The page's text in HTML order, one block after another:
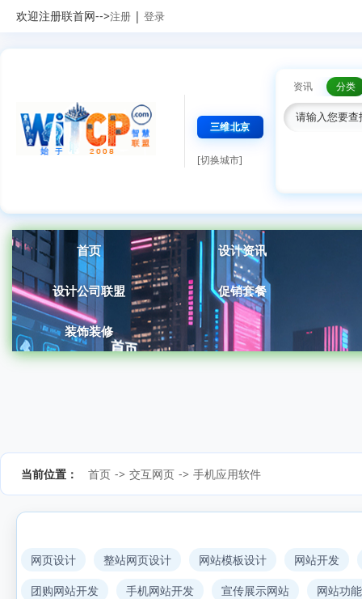
欢迎注册联首网-->注册 | 登录
三维北京
[切换城市]
资讯 分类
首页 设计资讯
设计公司联盟 促销套餐
装饰装修
当前位置： 首页 -> 交互网页 -> 手机应用软件
网页设计 整站网页设计 网站模板设计
网站开发
团购网站开发
手机网站开发 宣传展示网站
网站功